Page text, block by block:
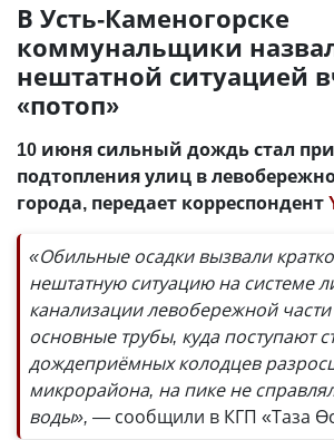
В Усть-Каменогорске
коммунальщики
нештатной ситуацией
«потоп»
10 июня сильный дождь стал
подтопления улиц в
города, передает корреспондент
«Обильные осадки вызвали
нештатную ситуацию на системе
канализации левобережной
основные трубы, куда поступают
дождеприёмных колодцев
микрорайона, на пике не
воды», — сообщили в КГП «Таза